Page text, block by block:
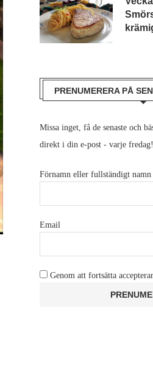
PRENUMERERA PÅ
Missa inget, få de senaste och
direkt i din e-post - varje fredag!
Förnamn eller fullständigt namn
Email
Genom att fortsätta